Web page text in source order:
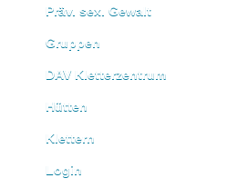
Präv. sex. Gewalt
Gruppen
DAV Kletterzentrum
Hütten
Klettern
Login